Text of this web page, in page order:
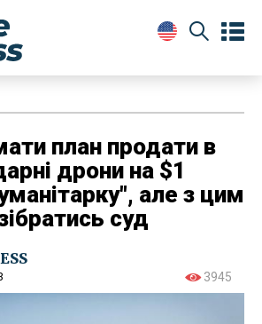
план продати в
дрони на $1
але з цим
суд
3945